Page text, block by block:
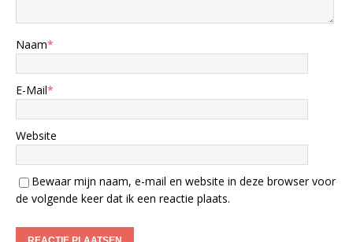
Naam*
E-Mail*
Website
Bewaar mijn naam, e-mail en website in deze browser voor
de volgende keer dat ik een reactie plaats.